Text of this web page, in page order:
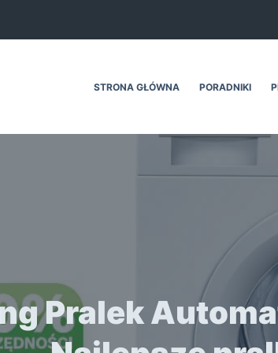
STRONA GŁÓWNA PORADNIKI
Pralek